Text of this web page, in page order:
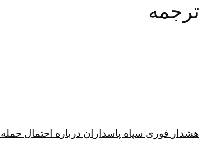
ترجمه
هشدار فوری سپاه پاسداران درباره احتمال